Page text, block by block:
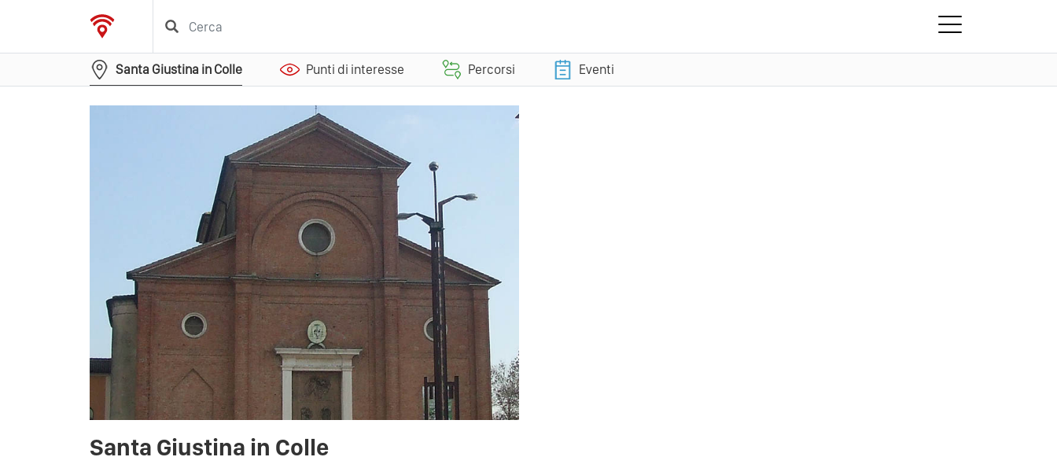
Santa Giustina in Colle Punti di interesse Percorsi Eventi
Santa Giustina in Colle